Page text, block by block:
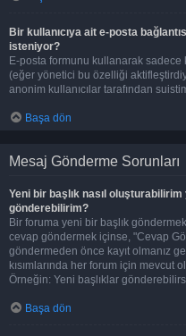
Bir kullanıcıya ait e-posta
isteniyor?
E-posta formunu kullanarak sadece
(eğer yönetici bu özelliği
anonim kullanıcılar tarafından
Başa dön
Mesaj Gönderme Sorunları
Yeni bir başlık nasıl
gönderebilirim?
Bir foruma yeni bir başlık
cevap göndermek içinse, "Cevap
göndermeden önce kayıt olmanız
kısımlarında her forum için
Örneğin: Yeni başlıklar
Başa dön